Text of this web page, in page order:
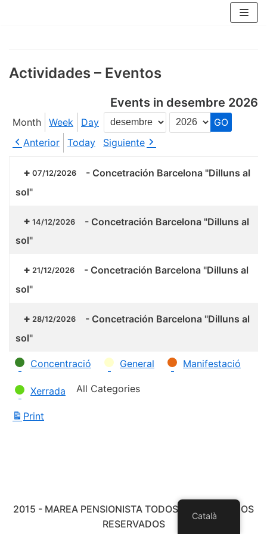
Actividades – Eventos
Events in desembre 2026
Month Week Day
Month
Year
Anterior
Today Siguiente
07/12/2026 - Concetración Barcelona "Dilluns al
sol"
14/12/2026 - Concetración Barcelona "Dilluns al
sol"
21/12/2026 - Concetración Barcelona "Dilluns al
sol"
28/12/2026 - Concetración Barcelona "Dilluns al
sol"
Categories
Concentració General Manifestació
Xerrada All Categories
Print
2015 - MAREA PENSIONISTA TODOS LOS DERECHOS
RESERVADOS
Català